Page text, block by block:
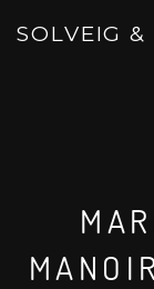
SOLVEIG &